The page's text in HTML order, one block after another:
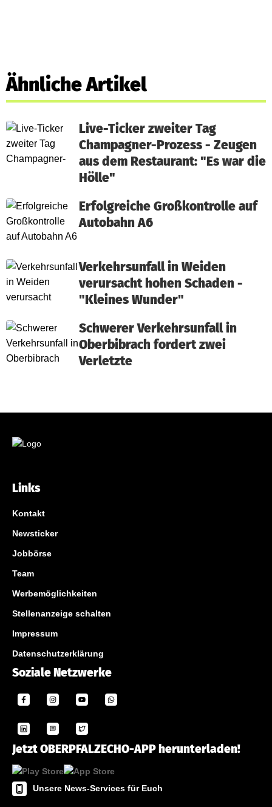
Ähnliche Artikel
Live-Ticker zweiter Tag
Champagner-Prozess - Zeugen
aus dem Restaurant: "Es war die
Hölle"
Erfolgreiche Großkontrolle auf
Autobahn A6
Verkehrsunfall in Weiden
verursacht hohen Schaden -
"Kleines Wunder"
Schwerer Verkehrsunfall in
Oberbibrach fordert zwei
Verletzte
Links
Kontakt
Newsticker
Jobbörse
Team
Werbemöglichkeiten
Stellenanzeige schalten
Impressum
Datenschutzerklärung
Soziale Netzwerke
Jetzt OBERPFALZECHO-APP herunterladen!
Unsere News-Services für Euch